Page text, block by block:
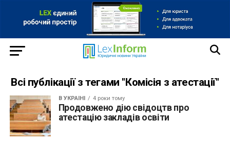
Всі публікації з тегами "Комісія з атестації"
В УКРАЇНІ 4 роки тому
Продовжено дію свідоцтв про
атестацію закладів освіти